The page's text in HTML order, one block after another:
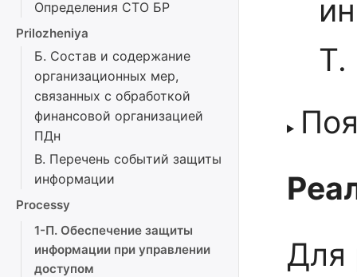
Определения СТО БР
Prilozheniya
Б. Состав и содержание
организационных мер,
связанных с обработкой
финансовой организацией
ПДн
В. Перечень событий защиты
информации
Processy
1-П. Обеспечение защиты
информации при управлении
доступом
Т.
Для